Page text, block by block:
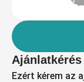
Ajánlatkérés
Ezért kérem az